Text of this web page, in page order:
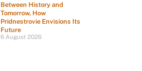
Between History and
Tomorrow, How
Pridnestrovie Envisions Its
Future
6 August 2026